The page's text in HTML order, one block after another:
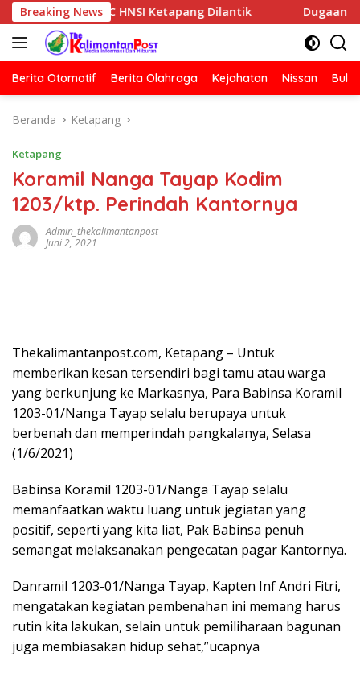
Langsung
ke
konten
Breaking News
DPC HNSI Ketapang Dilantik Dugaan
Berita Otomotif Berita Olahraga Kejahatan Nissan
Beranda Ketapang
Ketapang
Koramil Nanga Tayap Kodim
1203/ktp. Perindah Kantornya
Admin_thekalimantanpost
Juni 2, 2021
Thekalimantanpost.com, Ketapang – Untuk
memberikan kesan tersendiri bagi tamu atau warga
yang berkunjung ke Markasnya, Para Babinsa Koramil
1203-01/Nanga Tayap selalu berupaya untuk
berbenah dan memperindah pangkalanya, Selasa
(1/6/2021)
Babinsa Koramil 1203-01/Nanga Tayap selalu
memanfaatkan waktu luang untuk jegiatan yang
positif, seperti yang kita liat, Pak Babinsa penuh
semangat melaksanakan pengecatan pagar Kantornya.
Danramil 1203-01/Nanga Tayap, Kapten Inf Andri Fitri,
mengatakan kegiatan pembenahan ini memang harus
rutin kita lakukan, selain untuk pemiliharaan bagunan
juga membiasakan hidup sehat,”ucapnya